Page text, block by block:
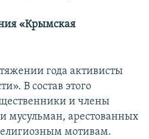
«Крымская
года активисты
В состав этого
и члены
мусульман, арестованных
мотивам.